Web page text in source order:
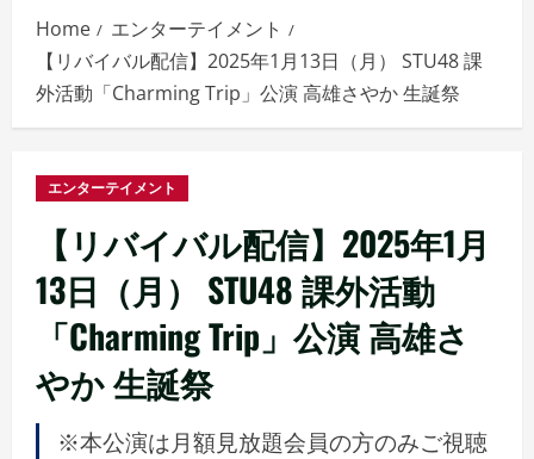
Home
エンターテイメント
【リバイバル配信】2025年1月13日（月） STU48 課
外活動「Charming Trip」公演 高雄さやか 生誕祭
エンターテイメント
【リバイバル配信】2025年1月
13日（月） STU48 課外活動
「Charming Trip」公演 高雄さ
やか 生誕祭
※本公演は月額見放題会員の方のみご視聴